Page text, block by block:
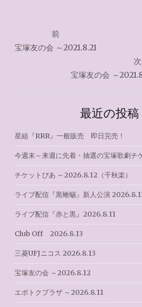
稿
シ
ョ
ン
前
宝塚友の会 ～2021.8.21
次
宝塚友の会 ～
最近の投稿
星組『RRR』一般販売 即日完売！
今週末～来週に先着・抽選の宝塚歌劇チ
チケットぴあ ～2026.8.12（千秋楽）
ライブ配信『黒蜥蜴』新人公演
ライブ配信『赤と黒』2026.8.11
Club Off 2026.8.13
三菱UFJニコス 2026.8.13
宝塚友の会 ～2026.8.12
エポトクプラザ ～2026.8.11